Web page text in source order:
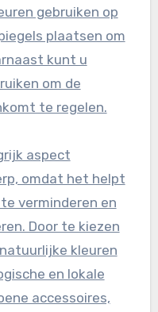
gebruiken op
plaatsen om
kunt u
om de
te regelen.
aspect
omdat het helpt
verminderen en
Door te kiezen
kleuren
en lokale
accessoires,